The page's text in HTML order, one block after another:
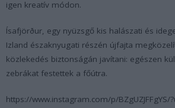
igen kreatív módon.
Ísafjörður, egy nyüzsgő kis halászati és
Izland északnyugati részén újfajta
közlekedés biztonságán javítani: egészen
zebrákat festettek a főútra.
https://www.instagram.com/p/BZgUZJFFgYS/